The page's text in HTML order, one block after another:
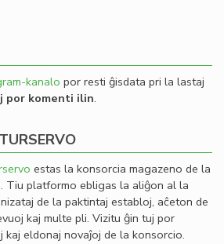
kanalo por resti ĝisdata pri la lastaj
por komenti ilin.
estas la konsorcia magazeno de la
Tiu platformo ebligas la aliĝon al la
de la paktintaj establoj, aĉeton de
kaj multe pli. Vizitu ĝin tuj por
kaj eldonaj novaĵoj de la konsorcio.